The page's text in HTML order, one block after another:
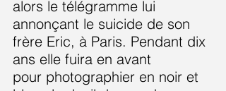
alors le télégramme lui
annonçant le suicide de son
frère Eric, à Paris. Pendant dix
ans elle fuira en avant
pour photographier en noir et